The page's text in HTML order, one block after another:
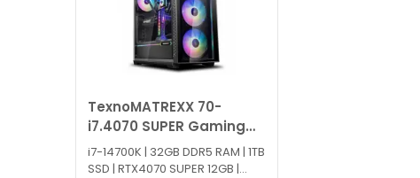
TexnoMATREXX 70-
i7.4070 SUPER Gaming
PC
i7-14700K | 32GB DDR5 RAM | 1TB
SSD | RTX4070 SUPER 12GB |